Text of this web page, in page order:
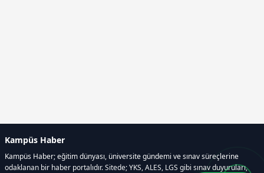
Kampüs Haber
Kampüs Haber; eğitim dünyası, üniversite gündemi ve sınav süreçlerine
odaklanan bir haber portalıdır. Sitede; YKS, ALES, LGS gibi sınav duyuruları,